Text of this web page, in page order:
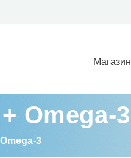
Магазин
Omega-3
3